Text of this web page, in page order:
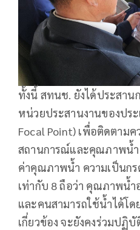
ทั้งนี้ สทนช. ยังได้ประสา
หน่วยประสานงานของปร
Focal Point) เพื่อติดตามค
สถานการณ์และคุณภาพน้ำ
ค่าคุณภาพน้ำ ความเป็นก
เท่ากับ 8 ถือว่า คุณภาพน้
และคนสามารถใช้น้ำได้โ
เกี่ยวข้อง จะยังคงร่วมปฏิ